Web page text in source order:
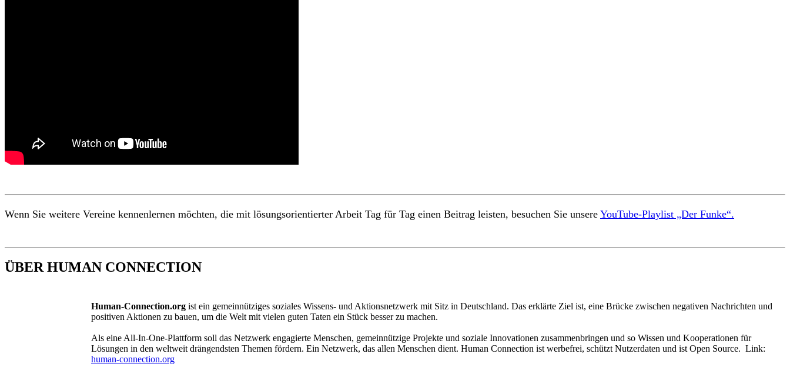
Wenn Sie weitere Vereine kennenlernen möchten, die mit lösungsorientierter Arbeit Tag für Tag einen Beitrag leisten, besuchen Sie unsere YouTube-Playlist „Der Funke“.
ÜBER HUMAN CONNECTION
Human-Connection.org ist ein gemeinnütziges soziales Wissens- und Aktionsnetzwerk mit Sitz in Deutschland. Das erklärte Ziel ist, eine Brücke zwischen negativen Nachrichten und
positiven Aktionen zu bauen, um die Welt mit vielen guten Taten ein Stück besser zu machen.
Als eine All-In-One-Plattform soll das Netzwerk engagierte Menschen, gemeinnützige Projekte und soziale Innovationen zusammenbringen und so Wissen und Kooperationen für
Lösungen in den weltweit drängendsten Themen fördern. Ein Netzwerk, das allen Menschen dient. Human Connection ist werbefrei, schützt Nutzerdaten und ist Open Source. Link:
human-connection.org